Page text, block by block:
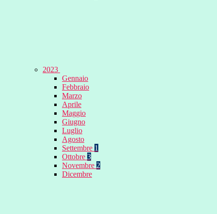
2023
Gennaio
Febbraio
Marzo
Aprile
Maggio
Giugno
Luglio
Agosto
Settembre 1
Ottobre 3
Novembre 2
Dicembre